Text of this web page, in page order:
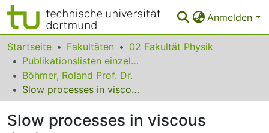
Anmelden
Bereiche & Sammlungen
Das gesamte Repositorium
Statistiken
FAQ
Startseite Fakultäten
02 Fakultät Physik
Publikationslisten einzelner Fakultätsangehöriger
Böhmer, Roland Prof. Dr.
Slow processes in viscous liquids
Slow processes in viscous